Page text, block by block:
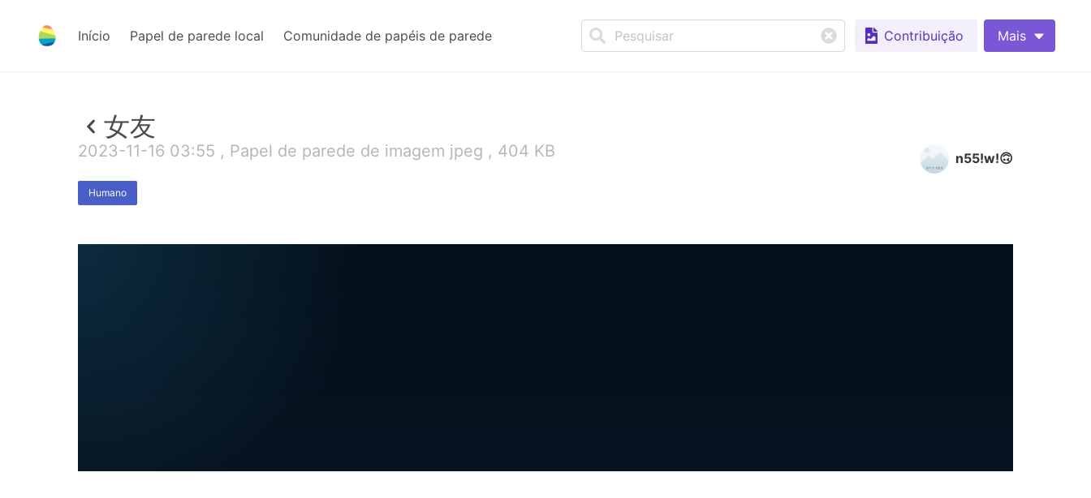
Início Papel de parede local Comunidade de papéis de parede Contribuição Mais
女友
2023-11-16 03:55 , Papel de parede de imagem jpeg , 404 KB
Humano
n55!w!🙃